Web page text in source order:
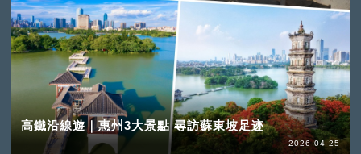
高鐵沿線遊｜惠州3大景點 尋訪蘇東坡足迹
2026-04-25